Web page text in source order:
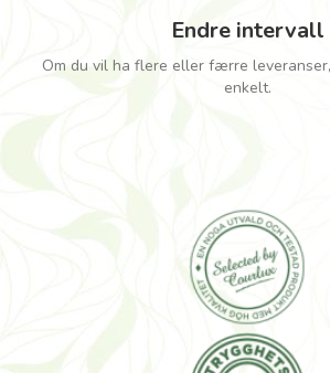
Endre intervall
Om du vil ha flere eller færre
enkelt.